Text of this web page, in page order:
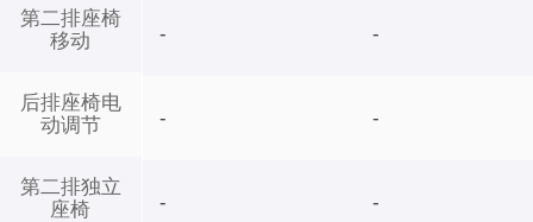
第二排座椅
移动
后排座椅电
动调节
第二排独立
座椅
- -
- -
- -